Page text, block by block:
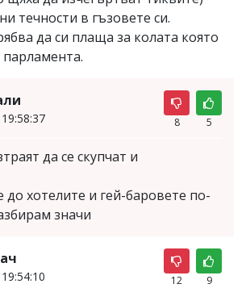
течности в гъзовете си.
да си плаща за колата която
8 5
да се скупчат и
до хотелите и гей-баровете по-
значи
12 9